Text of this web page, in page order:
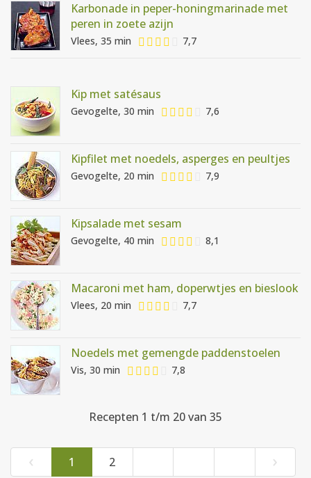
Karbonade in peper-honingmarinade met
peren in zoete azijn
Vlees, 35 min 7,7
Kip met satésaus
Gevogelte, 30 min 7,6
Kipfilet met noedels, asperges en peultjes
Gevogelte, 20 min 7,9
Kipsalade met sesam
Gevogelte, 40 min 8,1
Macaroni met ham, doperwtjes en bieslook
Vlees, 20 min 7,7
Noedels met gemengde paddenstoelen
Vis, 30 min 7,8
Recepten 1 t/m 20 van 35
‹ 1 2 ›